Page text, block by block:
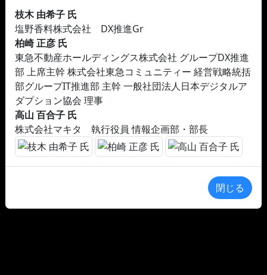
枝木 由希子 氏
塩野香料株式会社 DX推進Gr
柏崎 正彦 氏
東急不動産ホールディングス株式会社 グループDX推進
部 上席主幹 株式会社東急コミュニティー 経営戦略統括
部グループIT推進部 主幹 一般社団法人日本デジタルア
ダプション協会 理事
高山 百合子 氏
株式会社マキタ 執行役員 情報企画部・部長
閉じる